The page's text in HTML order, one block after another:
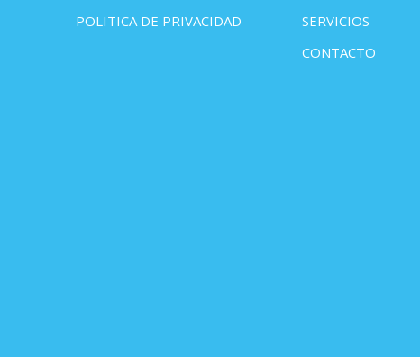
POLITICA DE PRIVACIDAD
SERVICIOS
CONTACTO